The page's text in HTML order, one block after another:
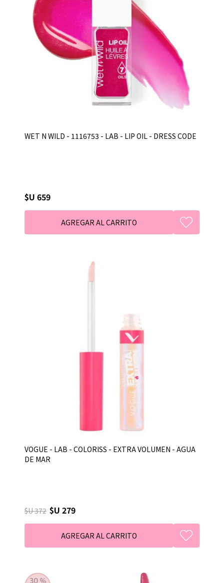
WET N WILD - 1116753 - LAB - LIP OIL - DRESS CODE
$U 659
VOGUE - LAB - COLORISS - EXTRA VOLUMEN - AGUA
DE MAR
$U 372 $U 279